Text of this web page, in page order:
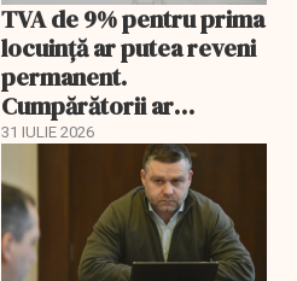
TVA de 9% pentru prima
locuință ar putea reveni
permanent.
Cumpărătorii ar
economisi zeci de mii de
31 IULIE 2026